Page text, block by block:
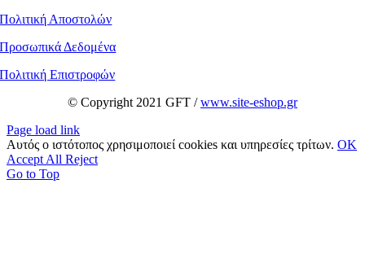
Πολιτική Αποστολών
Προσωπικά Δεδομένα
Πολιτική Επιστροφών
© Copyright 2021 GFT /www.site-eshop.gr
Page load link
Αυτός ο ιστότοπος χρησιμοποιεί cookies και υπηρεσίες τρίτων. OK
Accept All Reject
Go to Top